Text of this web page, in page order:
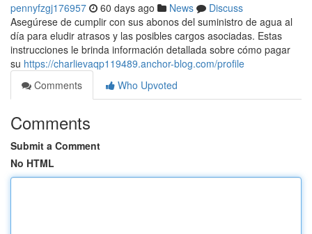
pennyfzgj176957 60 days ago News
Discuss
Asegúrese de cumplir con sus abonos del suministro de agua al
día para eludir atrasos y las posibles cargos asociadas. Estas
instrucciones le brinda información detallada sobre cómo pagar
su https://charlievaqp119489.anchor-blog.com/profile
Comments
Who Upvoted
Comments
Submit a Comment
No HTML